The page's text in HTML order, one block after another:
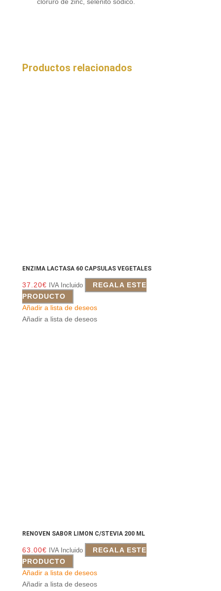
Productos relacionados
ENZIMA LACTASA 60 CAPSULAS VEGETALES
37.20€ IVA Incluido
REGALA ESTE
PRODUCTO
Añadir a lista de deseos
Añadir a lista de deseos
RENOVEN SABOR LIMON C/STEVIA 200 ML
63.00€ IVA Incluido
REGALA ESTE
PRODUCTO
Añadir a lista de deseos
Añadir a lista de deseos